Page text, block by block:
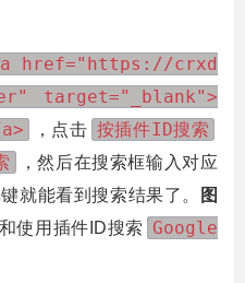
href="https://crxd
target="_blank">
，点击 按插件ID搜索
，然后在搜索框输入对应
就能看到搜索结果了。
图
和使用插件ID搜索
Google